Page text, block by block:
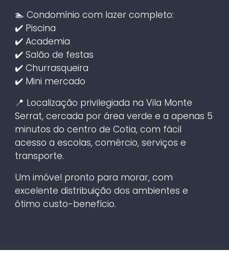
🏊 Condomínio com lazer completo:
✔️ Piscina
✔️ Academia
✔️ Salão de festas
✔️ Churrasqueira
✔️ Mini mercado
📍 Localização privilegiada na Vila Monte
Serrat, cercada por área verde e a apenas 5
minutos do centro de Cotia, com fácil
acesso a escolas, comércio, serviços e
transporte.
Um imóvel pronto para morar, com
excelente distribuição dos ambientes e
ótimo custo-benefício.